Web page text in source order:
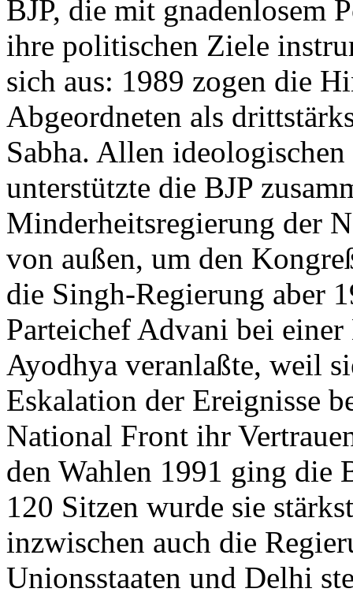
BJP, die mit gnadenlosem
ihre politischen Ziele
sich aus: 1989 zogen die
Abgeordneten als
Sabha. Allen
unterstützte die BJP
Minderheitsregierung der
von außen, um den
die Singh-Regierung aber
Parteichef Advani bei einer
Ayodhya veranlaßte, weil
Eskalation der Ereignisse
National Front ihr
den Wahlen 1991 ging die
120 Sitzen wurde sie
inzwischen auch die
Unionsstaaten und Delhi